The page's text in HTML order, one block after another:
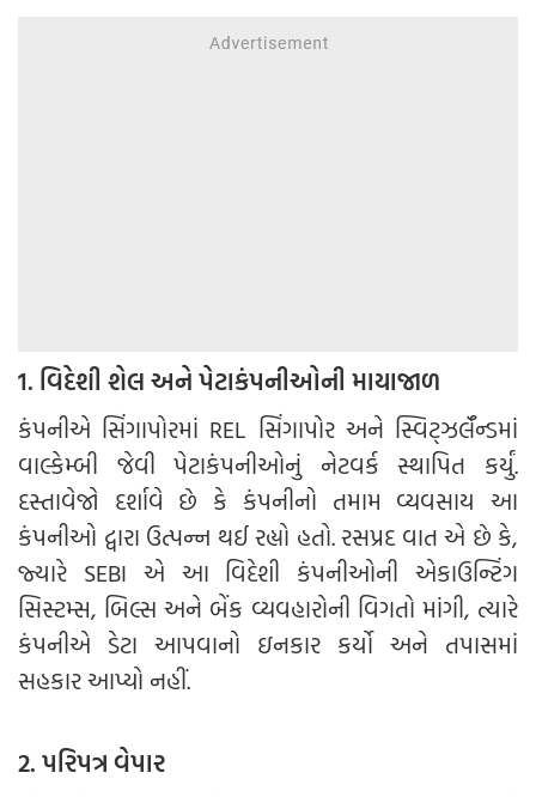
1. વિદેશી શેલ અને પેટાકંપનીઓની માયાજાળ
કંપનીએ સિંગાપોરમાં REL સિંગાપોર અને સ્વિટ્ઝર્લૅન્ડમાં
વાલ્કેમ્બી જેવી પેટાકંપનીઓનું નેટવર્ક સ્થાપિત કર્યું.
દસ્તાવેજો દર્શાવે છે કે કંપનીનો તમામ વ્યવસાય આ
કંપનીઓ દ્વારા ઉત્પન્ન થઈ રહ્યો હતો. રસપ્રદ વાત એ છે કે,
જ્યારે SEBI એ આ વિદેશી કંપનીઓની એકાઉન્ટિંગ
સિસ્ટમ્સ, બિલ્સ અને બેંક વ્યવહારોની વિગતો માંગી, ત્યારે
કંપનીએ ડેટા આપવાનો ઇનકાર કર્યો અને તપાસમાં
સહકાર આપ્યો નહીં.
2. પરિપત્ર વેપાર